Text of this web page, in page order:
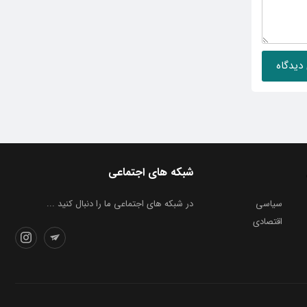
شبکه های اجتماعی
در شبکه های اجتماعی ما را دنبال کنید ...
سیاسی
اقتصادی